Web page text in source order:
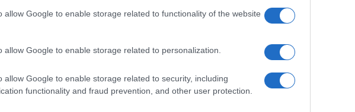
allow Google to enable storage related to functionality of the website
allow Google to enable storage related to personalization.
allow Google to enable storage related to security, including
functionality and fraud prevention, and other user protection.
a dover spiegare perché in Italia fermare
ma anche una indagine”. Da leggere e
dovere restano solo due cose: resistere o
mai”.